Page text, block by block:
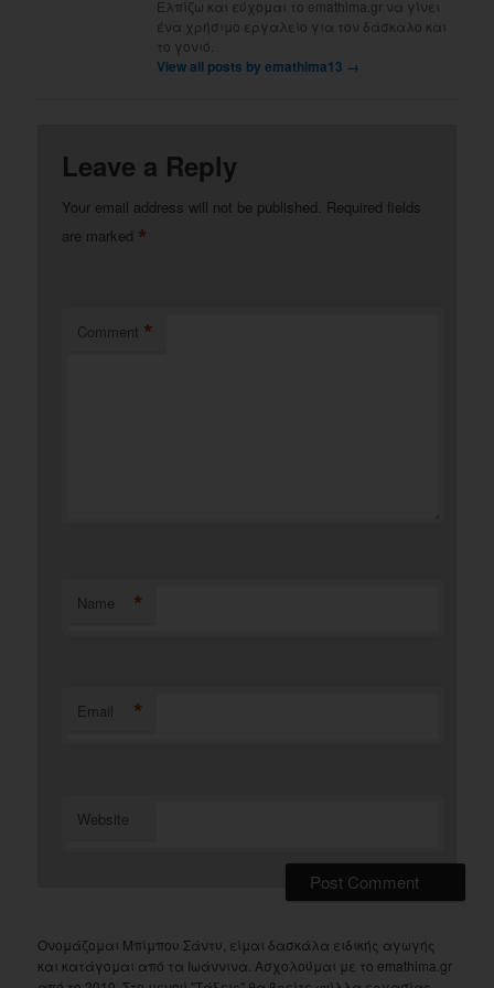
Ελπίζω και εύχομαι το emathima.gr να γίνει
ένα χρήσιμο εργαλείο για τον δάσκαλο και
το γονιό.
View all posts by emathima13 →
Leave a Reply
Your email address will not be published. Required fields
are marked *
Comment *
Name *
Email *
Website
Ονομάζομαι Μπίμπου Σάντυ, είμαι δασκάλα ειδικής αγωγής
και κατάγομαι από τα Ιωάννινα. Ασχολούμαι με το emathima.gr